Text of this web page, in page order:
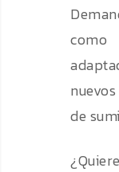
como
de